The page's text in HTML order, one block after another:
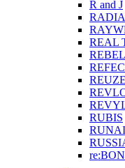
R and J
REAL
RUBIS